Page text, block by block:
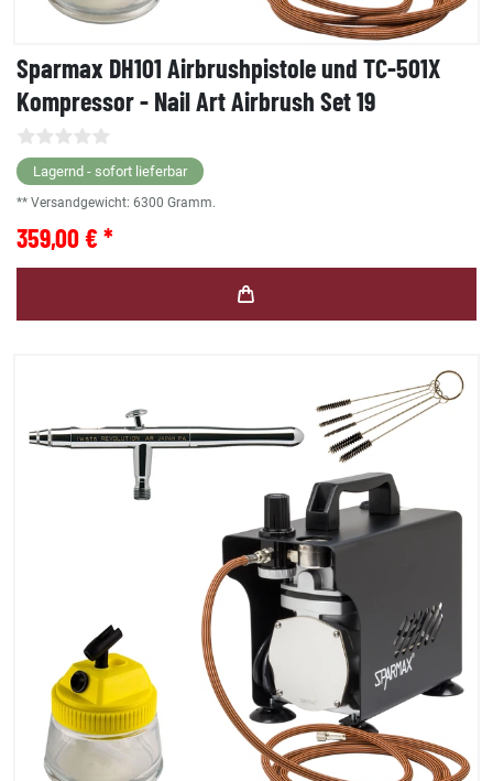
Sparmax DH101 Airbrushpistole und TC-501X
Kompressor - Nail Art Airbrush Set 19
Lagernd - sofort lieferbar
** Versandgewicht: 6300 Gramm.
359,00 € *